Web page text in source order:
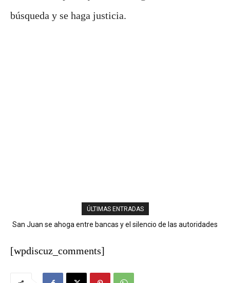
búsqueda y se haga justicia.
ÚLTIMAS ENTRADAS
San Juan se ahoga entre bancas y el silencio de las autoridades
Chubascos matutinos y aguaceros con tronadas marcarán las
[wpdiscuz_comments]